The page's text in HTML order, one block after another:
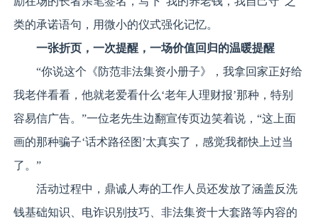
类的承诺语句，用微小的仪式强化记忆。
一张折页，一次提醒，一场价值回归的温暖提醒
“你说这个《防范非法集资小册子》，我拿回家正好给
我老伴看看，他就老爱看什么‘老年人理财报’那种，特别
容易信广告。”一位老先生边翻宣传页边笑着说，“这上面
画的那种骗子‘话术路径图’太真实了，感觉我都快上过当
了。”
活动过程中，鼎诚人寿的工作人员还发放了涵盖反洗
钱基础知识、电诈识别技巧、非法集资十大套路等内容的